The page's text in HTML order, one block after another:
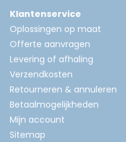
Klantenservice
Oplossingen op maat
Offerte aanvragen
Levering of afhaling
Verzendkosten
Retourneren & annuleren
Betaalmogelijkheden
Mijn account
Sitemap